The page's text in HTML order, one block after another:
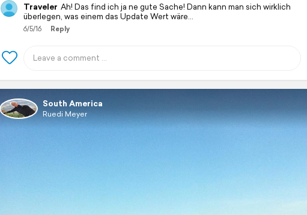
Traveler Ah! Das find ich ja ne gute Sache! Dann kann man sich wirklich
überlegen, was einem das Update Wert wäre...
6/5/16 Reply
South America
Ruedi Meyer